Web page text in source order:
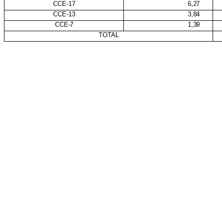
CCE-17 6,27
CCE-13 3,84
CCE-7 1,39
TOTAL